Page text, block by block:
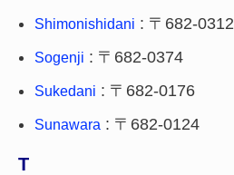
Shimonishidani : 〒682-0312
Sogenji : 〒682-0374
Sukedani : 〒682-0176
Sunawara : 〒682-0124
T